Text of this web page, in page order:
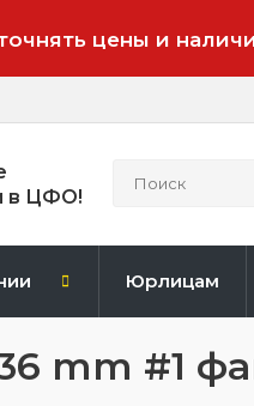
цены и
в ЦФО!
Юрлицам
mm #1